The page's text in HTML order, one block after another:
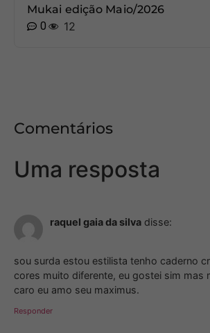
Mukai edição Maio/2026
0
12
Comentários
Uma resposta
raquel gaia da silva disse:
sou surda estou estilista tenho caderno
cores muito diferente, eu gostei sim mas
caro eu amo seu maximus.
Responder